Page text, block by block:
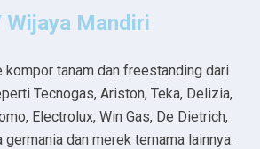
Wijaya Mandiri
tanam dan freestanding dari
Tecnogas, Ariston, Teka, Delizia,
Electrolux, Win Gas, De Dietrich,
germania dan merek ternama lainnya.